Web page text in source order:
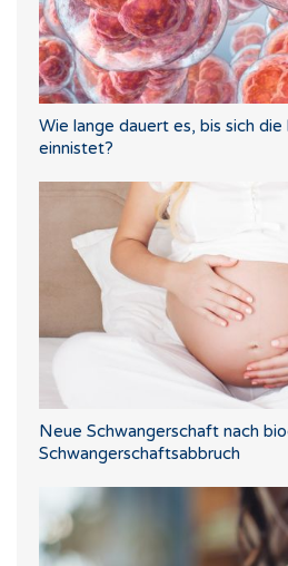
Wie lange dauert es, bis sich
einnistet?
Neue Schwangerschaft nach
Schwangerschaftsabbruch